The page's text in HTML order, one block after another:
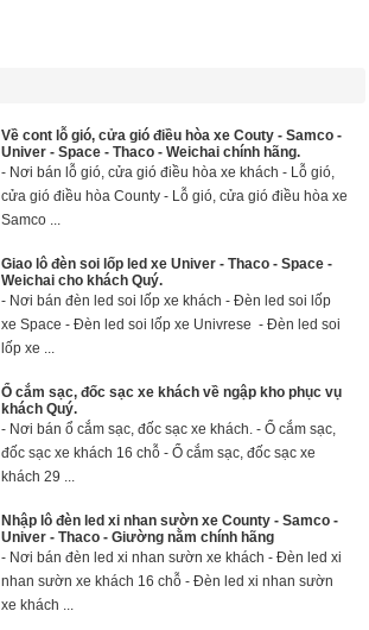
Về cont lỗ gió, cửa gió điều hòa xe Couty - Samco -
Univer - Space - Thaco - Weichai chính hãng.
- Nơi bán lỗ gió, cửa gió điều hòa xe khách - Lỗ gió,
cửa gió điều hòa County - Lỗ gió, cửa gió điều hòa xe
Samco ...
Giao lô đèn soi lốp led xe Univer - Thaco - Space -
Weichai cho khách Quý.
- Nơi bán đèn led soi lốp xe khách - Đèn led soi lốp
xe Space - Đèn led soi lốp xe Univrese - Đèn led soi
lốp xe ...
Ổ cắm sạc, đốc sạc xe khách về ngập kho phục vụ
khách Quý.
- Nơi bán ổ cắm sạc, đốc sạc xe khách. - Ổ cắm sạc,
đốc sạc xe khách 16 chỗ - Ổ cắm sạc, đốc sạc xe
khách 29 ...
Nhập lô đèn led xi nhan sườn xe County - Samco -
Univer - Thaco - Giường nằm chính hãng
- Nơi bán đèn led xi nhan sườn xe khách - Đèn led xi
nhan sườn xe khách 16 chỗ - Đèn led xi nhan sườn
xe khách ...